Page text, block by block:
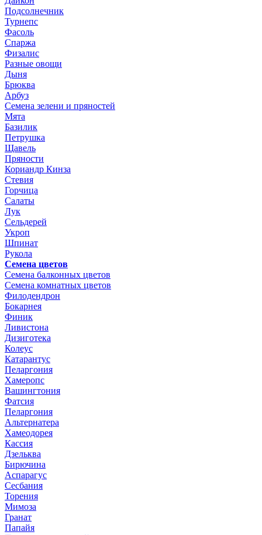
Подсолнечник
Турнепс
Фасоль
Спаржа
Физалис
Разные овощи
Дыня
Брюква
Арбуз
Семена зелени и пряностей
Мята
Базилик
Петрушка
Щавель
Пряности
Кориандр Кинза
Стевия
Горчица
Салаты
Лук
Сельдерей
Укроп
Шпинат
Рукола
Семена цветов
Семена балконных цветов
Семена комнатных цветов
Филодендрон
Бокарнея
Финик
Ливистона
Дизиготека
Колеус
Катарантус
Пеларгония
Хамеропс
Вашингтония
Фатсия
Пеларгония
Альтернатера
Хамеодорея
Кассия
Дзельква
Бирючина
Аспарагус
Сесбания
Торения
Мимоза
Гранат
Папайя